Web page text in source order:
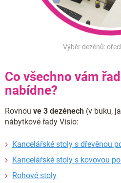
Výběr dezénů:
Co všechno vám
nabídne?
Rovnou ve 3 dezénech (v buku,
nábytkové řady Visio:
Kancelářské stoly s dřevěnou
Kancelářské stoly s kovovou
Rohové stoly